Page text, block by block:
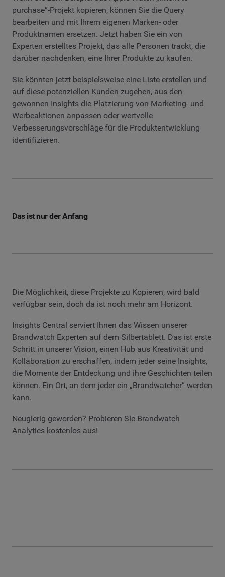
purchase“-Projekt kopieren, können Sie die Query
bearbeiten und mit Ihrem eigenen Marken- oder
Produktnamen ersetzen. Jetzt haben Sie ein von
Experten erstelltes Projekt, das alle Personen trackt, die
darüber nachdenken, eine Ihrer Produkte zu kaufen.
Sie könnten jetzt beispielsweise eine Liste erstellen und
auf diese potenziellen Kunden zugehen, aus den
gewonnen Insights die Platzierung von Marketing- und
Werbeaktionen anpassen oder wertvolle
Verbesserungsvorschläge für die Produktentwicklung
identifizieren.
Das ist nur der Anfang
Die Möglichkeit, diese Projekte zu Kopieren, wird bald
verfügbar sein, doch da ist noch mehr am Horizont.
Insights Central serviert Ihnen das Wissen unserer
Brandwatch Experten auf dem Silbertablett. Das ist erste
Schritt in unserer Vision, einen Hub aus Kreativität und
Kollaboration zu erschaffen, indem jeder seine Insights,
die Momente der Entdeckung und ihre Geschichten teilen
können. Ein Ort, an dem jeder ein „Brandwatcher“ werden
kann.
Neugierig geworden? Probieren Sie Brandwatch
Analytics kostenlos aus!